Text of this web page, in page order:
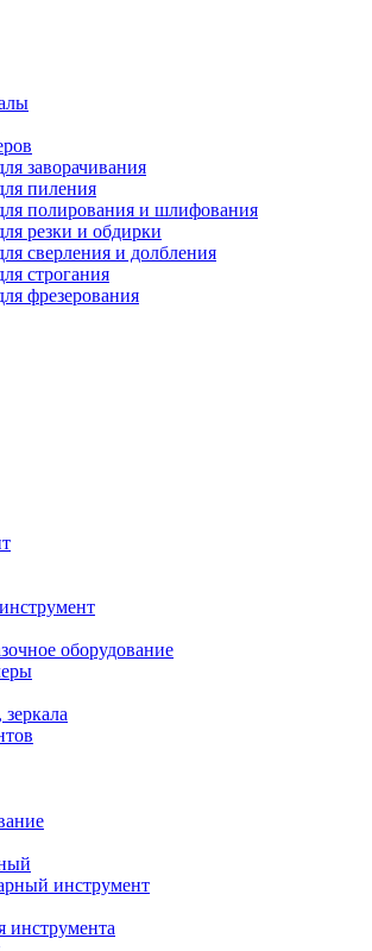
заворачивания
пиления
полирования и шлифования
резки и обдирки
сверления и долбления
строгания
фрезерования
оборудование
инструмент
инструмента